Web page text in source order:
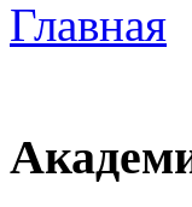
Главная